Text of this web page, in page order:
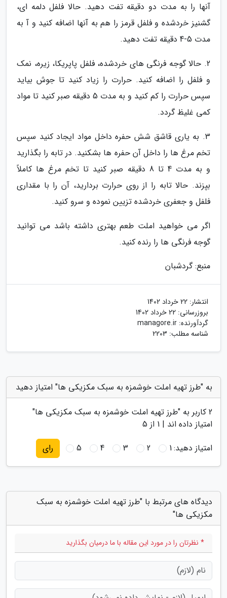
آنها را به مدت دو دقیقه تفت دهید. حالا فلفل دلمه ای،
گشنیز خردشده و فلفل قرمز را هم به آنها اضافه کنید و آ به
مدت 5-4 دقیقه تفت دهید.
2. حالا گوجه فرنگی های خردشده، فلفل پاپریکا، زیره، نمک
و فلفل را اضافه کنید. حرارت را زیاد کنید تا جوش بیاید
سپس حرارت را کم کنید و به مدت 5 دقیقه صبر کنید تا مواد
کمی غلیظ گردد.
3. به یاری قاشق شش حفره داخل مواد ایجاد کنید سپس
تخم مرغ ها را داخل آن حفره ها بشکنید. در تابه را بگذارید
و به مدت 4 تا 8 دقیقه صبر کنید تا تخم مرغ ها کاملاً
بپزند. حالا تابه را از روی حرارت بردارید، آن را با مقداری
فلفل و جعفری خردشده تزیین نموده و سرو کنید.
اگر می خواهید املت طعم بهتری داشته باشد می توانید
گوجه فرنگی ها را رنده کنید.
منبع: گردشبان
انتشار: 22 خرداد 1402
بروزرسانی: 22 خرداد 1402
گردآورنده: managore.ir
شناسه مطلب: 2203
به "طرز تهیه املت خوشمزه به سبک مکزیکی ها" امتیاز دهید
2 کاربر به "طرز تهیه املت خوشمزه به سبک مکزیکی ها"
امتیاز داده اند | 1 از 5
امتیاز دهید:1
2
3
4
5 رای
دیدگاه های مرتبط با "طرز تهیه املت خوشمزه به سبک
مکزیکی ها"
* نظرتان را در مورد این مقاله با ما درمیان بگذارید